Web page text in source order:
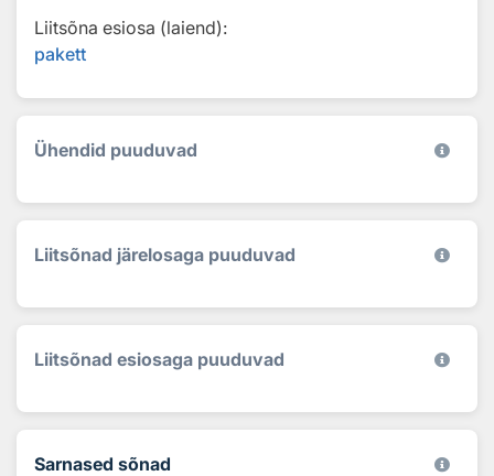
Liitsõna esiosa (laiend):
pakett
Ühendid puuduvad
Liitsõnad järelosaga puuduvad
Liitsõnad esiosaga puuduvad
Sarnased sõnad